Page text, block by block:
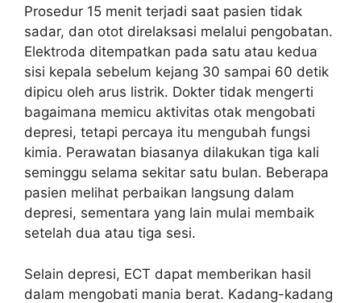
Prosedur 15 menit terjadi saat pasien tidak
sadar, dan otot direlaksasi melalui pengobatan.
Elektroda ditempatkan pada satu atau kedua
sisi kepala sebelum kejang 30 sampai 60 detik
dipicu oleh arus listrik. Dokter tidak mengerti
bagaimana memicu aktivitas otak mengobati
depresi, tetapi percaya itu mengubah fungsi
kimia. Perawatan biasanya dilakukan tiga kali
seminggu selama sekitar satu bulan. Beberapa
pasien melihat perbaikan langsung dalam
depresi, sementara yang lain mulai membaik
setelah dua atau tiga sesi.
Selain depresi, ECT dapat memberikan hasil
dalam mengobati mania berat. Kadang-kadang